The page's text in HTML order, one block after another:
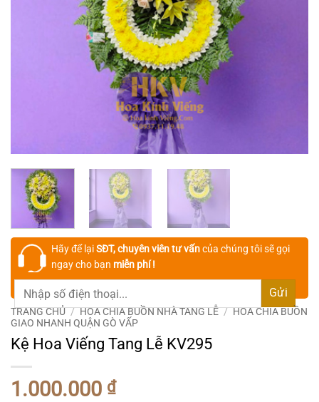
Hãy để lạiSĐT, chuyên viên tư vấncủa chúng tôi sẽ gọi
ngay cho bạn miễn phí !
TRANG CHỦ / HOA CHIA BUỒN NHÀ TANG LỄ / HOA CHIA BUỒN
GIAO NHANH QUẬN GÒ VẤP
Kệ Hoa Viếng Tang Lễ KV295
1.000.000 ₫